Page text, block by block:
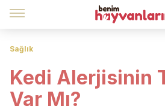
Sağlık
Kedi Alerjisinin
Var Mı?